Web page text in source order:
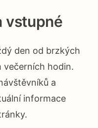
vstupné
den od brzkých
večerních hodin.
a
informace